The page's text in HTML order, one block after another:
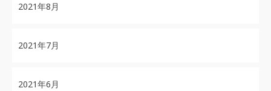
2021年8月
2021年7月
2021年6月